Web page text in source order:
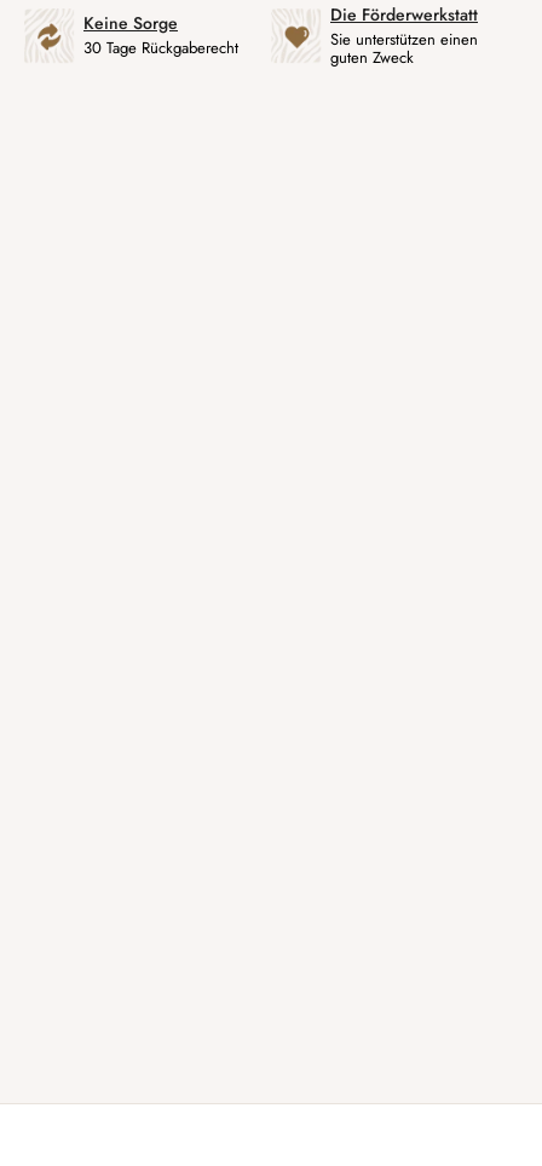
Keine Sorge
30 Tage Rückgaberecht
Die Förderwerkstatt
Sie unterstützen einen
guten Zweck